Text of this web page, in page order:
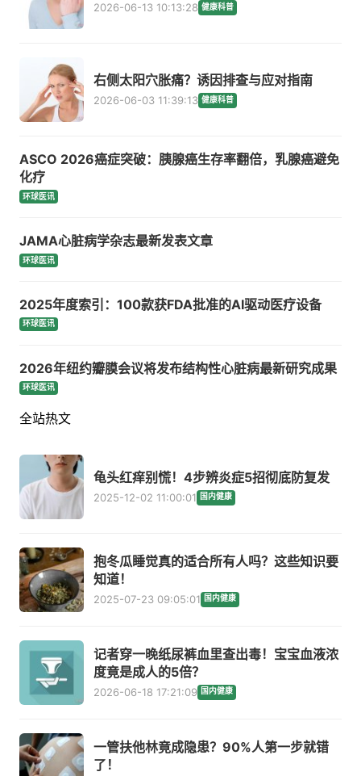
2026-06-13 10:13:28 健康科普
右侧太阳穴胀痛？诱因排查与应对指南
2026-06-03 11:39:13 健康科普
ASCO 2026癌症突破：胰腺癌生存率翻倍，乳腺癌避免
化疗
环球医讯
JAMA心脏病学杂志最新发表文章
环球医讯
2025年度索引：100款获FDA批准的AI驱动医疗设备
环球医讯
2026年纽约瓣膜会议将发布结构性心脏病最新研究成果
环球医讯
全站热文
龟头红痒别慌！4步辨炎症5招彻底防复发
2025-12-02 11:00:01 国内健康
抱冬瓜睡觉真的适合所有人吗？这些知识要
知道！
2025-07-23 09:05:01 国内健康
记者穿一晚纸尿裤血里查出毒！宝宝血液浓
度竟是成人的5倍？
2026-06-18 17:21:09 国内健康
一管扶他林竟成隐患？90%人第一步就错
了！